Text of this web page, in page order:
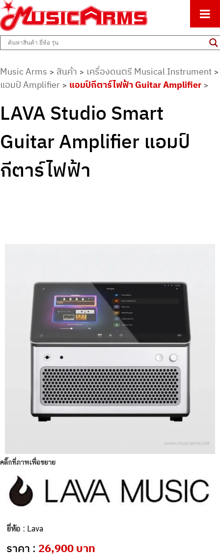
Music Arms
ศูนย์รวมครื่องดนตรีทุกชนิด ตั้งแต่เริ่มต้นถึงมืออาชีพ
Music Arms > สินค้า > เครื่องดนตรี Musical Instrument >
แอมป์ Amplifier > แอมป์กีตาร์ไฟฟ้า Guitar Amplifier >
LAVA Studio Smart
Guitar Amplifier แอมป์
กีตาร์ไฟฟ้า
คลิ๊กที่ภาพเพื่อขยาย
ยี่ห้อ : Lava
ราคา : 26,900 บาท